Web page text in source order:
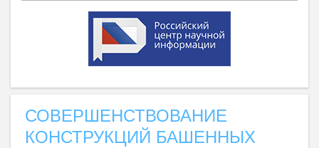
СОВЕРШЕНСТВОВАНИЕ
КОНСТРУКЦИЙ БАШЕННЫХ